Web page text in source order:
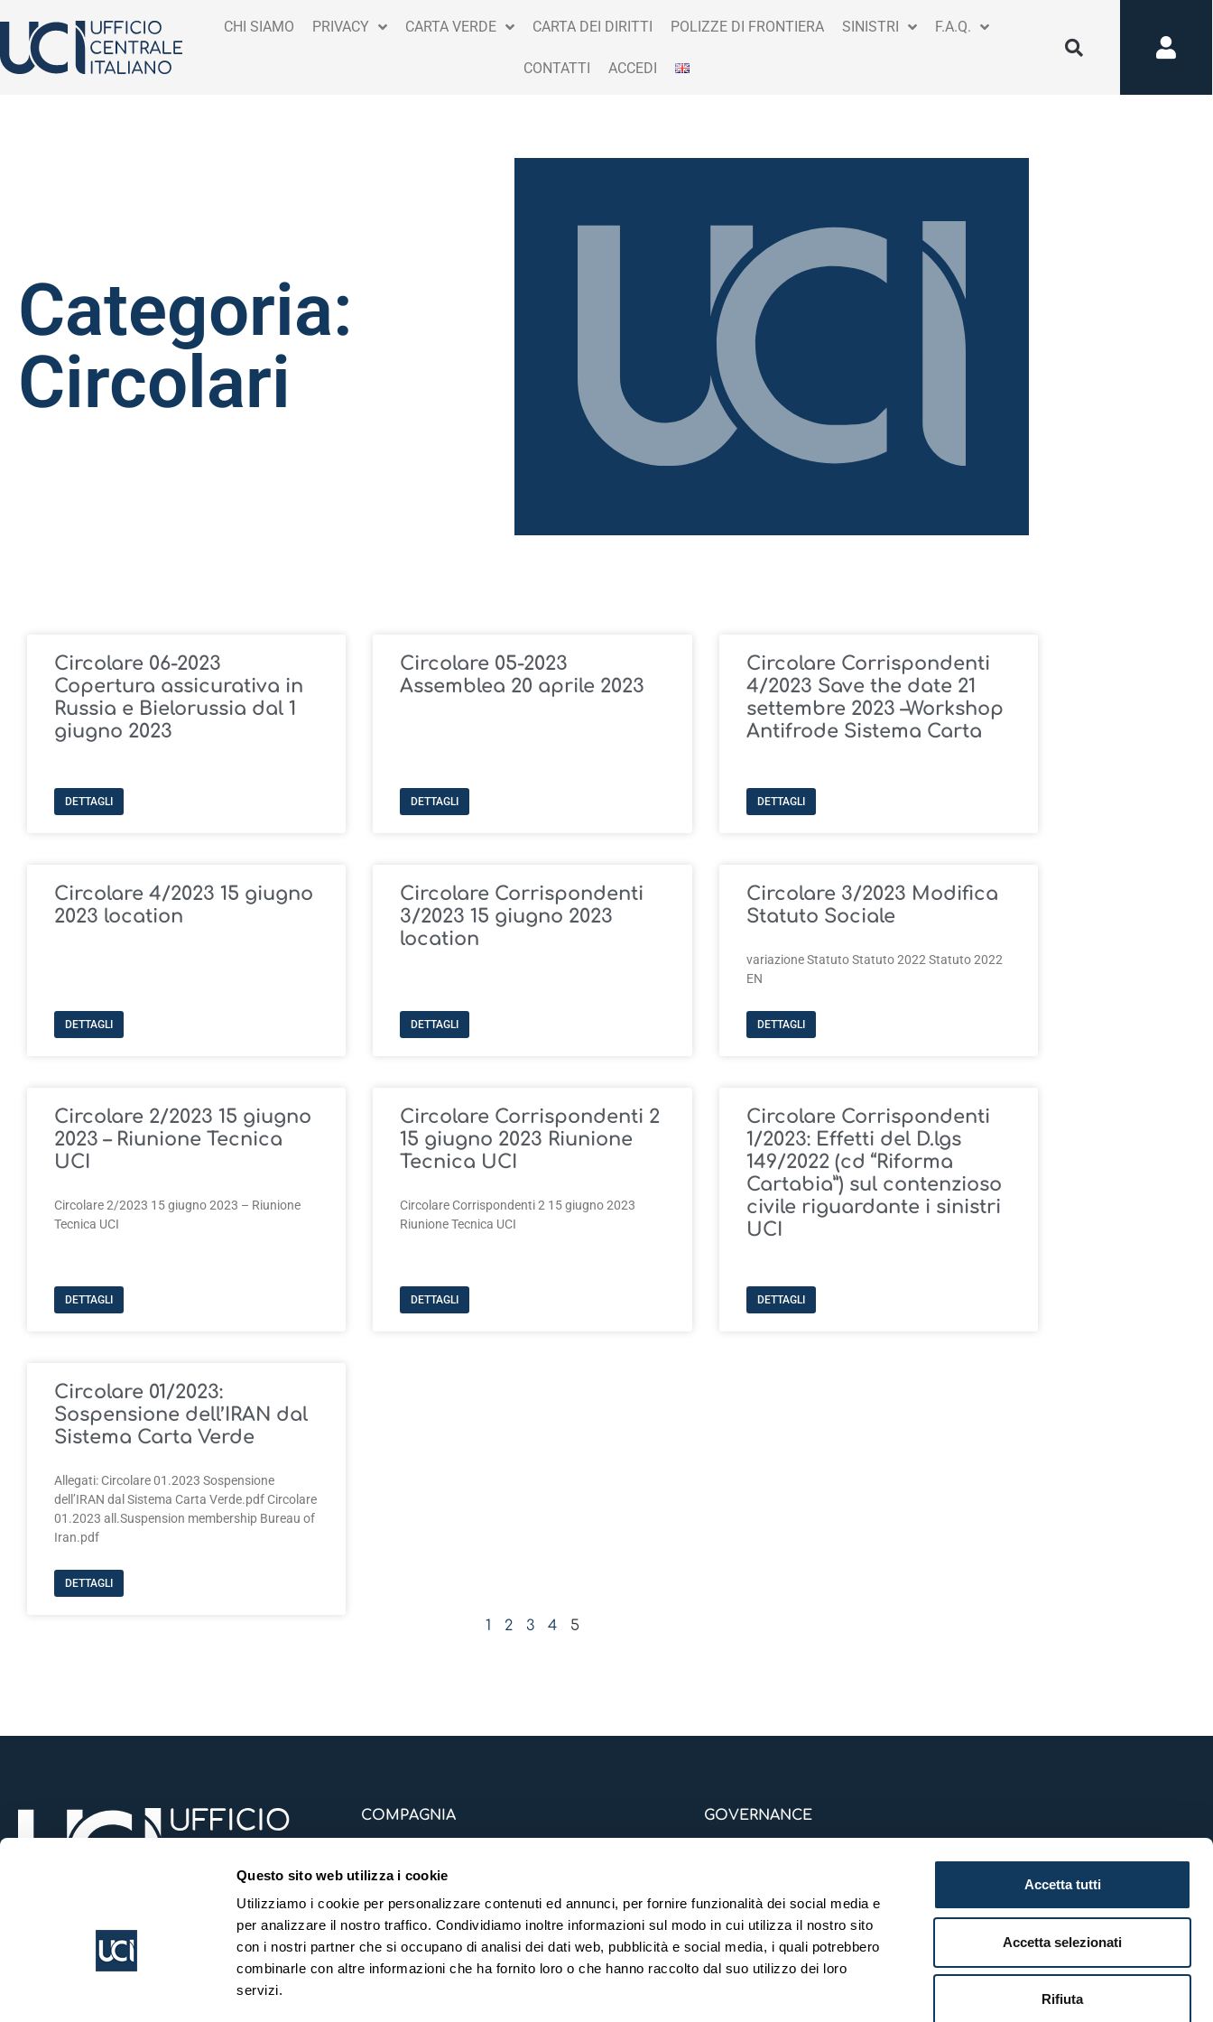
Questo sito web utilizza i cookie
Utilizziamo i cookie per personalizzare contenuti ed annunci, per fornire funzionalità dei social media e
per analizzare il nostro traffico. Condividiamo inoltre informazioni sul modo in cui utilizza il nostro sito
con i nostri partner che si occupano di analisi dei dati web, pubblicità e social media, i quali potrebbero
combinarle con altre informazioni che ha fornito loro o che hanno raccolto dal suo utilizzo dei loro
servizi.
Accetta tutti
Accetta selezionati
Rifiuta
CHI SIAMO PRIVACY CARTA VERDE CARTA DEI DIRITTI POLIZZE DI FRONTIERA SINISTRI F.A.Q.
CONTATTI ACCEDI
Categoria:
Circolari
Circolare 06-2023
Copertura assicurativa in
Russia e Bielorussia dal 1
giugno 2023
DETTAGLI
Circolare 05-2023
Assemblea 20 aprile 2023
DETTAGLI
Circolare Corrispondenti
4/2023 Save the date 21
settembre 2023 –Workshop
Antifrode Sistema Carta
DETTAGLI
Circolare 4/2023 15 giugno
2023 location
DETTAGLI
Circolare Corrispondenti
3/2023 15 giugno 2023
location
DETTAGLI
Circolare 3/2023 Modifica
Statuto Sociale
variazione Statuto Statuto 2022 Statuto 2022
EN
DETTAGLI
Circolare 2/2023 15 giugno
2023 – Riunione Tecnica
UCI
Circolare 2/2023 15 giugno 2023 – Riunione
Tecnica UCI
DETTAGLI
Circolare Corrispondenti 2
15 giugno 2023 Riunione
Tecnica UCI
Circolare Corrispondenti 2 15 giugno 2023
Riunione Tecnica UCI
DETTAGLI
Circolare Corrispondenti
1/2023: Effetti del D.lgs
149/2022 (cd “Riforma
Cartabia”) sul contenzioso
civile riguardante i sinistri
UCI
DETTAGLI
Circolare 01/2023:
Sospensione dell’IRAN dal
Sistema Carta Verde
Allegati: Circolare 01.2023 Sospensione
dell’IRAN dal Sistema Carta Verde.pdf Circolare
01.2023 all.Suspension membership Bureau of
Iran.pdf
DETTAGLI
1 2 3 4 5
COMPAGNIA
Carta Verde
Polizze Di Frontiera
Council Of Bureaux
Contatti
GOVERNANCE
CONTATTACI